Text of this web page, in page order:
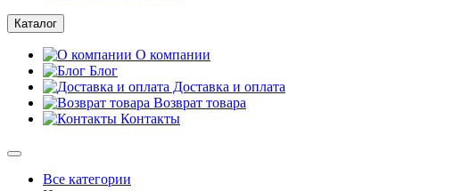
Каталог
О компании
Блог
Доставка и оплата
Возврат товара
Контакты
Все категории